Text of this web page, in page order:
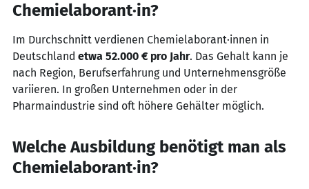
Chemielaborant·in?
Im Durchschnitt verdienen Chemielaborant·innen in
Deutschland etwa 52.000 € pro Jahr. Das Gehalt kann je
nach Region, Berufserfahrung und Unternehmensgröße
variieren. In großen Unternehmen oder in der
Pharmaindustrie sind oft höhere Gehälter möglich.
Welche Ausbildung benötigt man als
Chemielaborant·in?